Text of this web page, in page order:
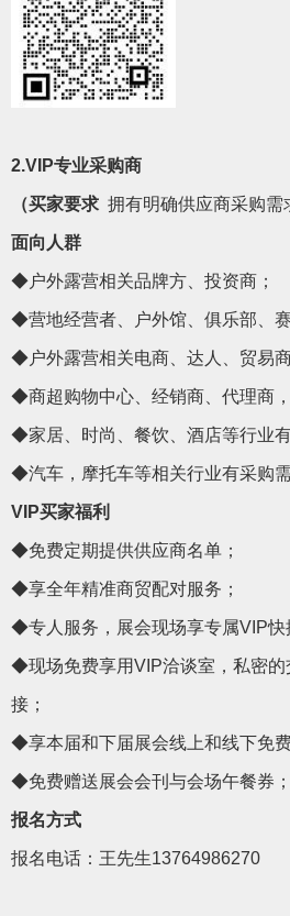
2.VIP专业采购商
（买家要求 拥有明确供应商采购需
面向人群
◆户外露营相关品牌方、投资商；
◆营地经营者、户外馆、俱乐部、赛
◆户外露营相关电商、达人、贸易商
◆商超购物中心、经销商、代理商
◆家居、时尚、餐饮、酒店等行业有
◆汽车，摩托车等相关行业有采购
VIP买家福利
◆免费定期提供供应商名单；
◆享全年精准商贸配对服务；
◆专人服务，展会现场享专属VIP快
◆现场免费享用VIP洽谈室 ，私密
接；
◆享本届和下届展会线上和线下免费
◆免费赠送展会会刊与会场午餐券；
报名方式
报名电话： 王先生13764986270